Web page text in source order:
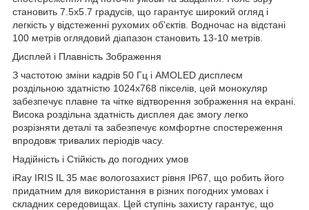
становить 7.5х5.7 градусів, що гарантує широкий огляд і
легкість у відстеженні рухомих об'єктів. Водночас на відстані
100 метрів оглядовий діапазон становить 13-10 метрів.
Дисплей і Плавність Зображення
З частотою зміни кадрів 50 Гц і AMOLED дисплеєм
роздільною здатністю 1024x768 пікселів, цей монокуляр
забезпечує плавне та чітке відтворення зображення на екрані.
Висока роздільна здатність дисплея дає змогу легко
розрізняти деталі та забезпечує комфортне спостереження
впродовж тривалих періодів часу.
Надійність і Стійкість до погодних умов
iRay IRIS IL 35 має вологозахист рівня IP67, що робить його
придатним для використання в різних погодних умовах і
складних середовищах. Цей ступінь захисту гарантує, що